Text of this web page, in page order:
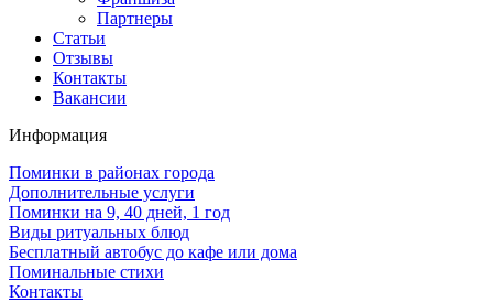
Партнеры
Статьи
Отзывы
Контакты
Вакансии
Информация
Поминки в районах города
Дополнительные услуги
Поминки на 9, 40 дней, 1 год
Виды ритуальных блюд
Бесплатный автобус до кафе или дома
Поминальные стихи
Контакты